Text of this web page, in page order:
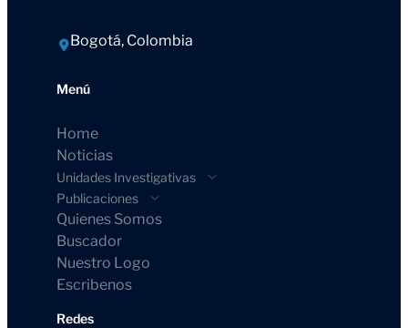
Bogotá, Colombia
Menú
Home
Noticias
Unidades Investigativas
Publicaciones
Quienes Somos
Buscador
Nuestro Logo
Escribenos
Redes